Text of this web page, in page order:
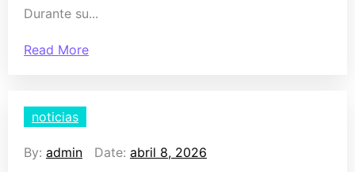
Durante su...
Read More
noticias
By: admin Date: abril 8, 2026